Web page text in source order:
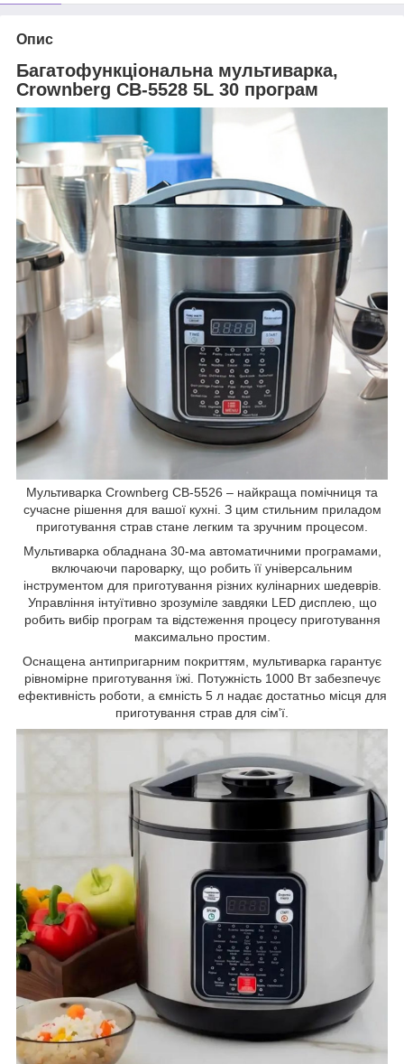
Опис
Багатофункціональна мультиварка,
Crownberg СВ-5528 5L 30 програм
Мультиварка Crownberg СВ-5526 – найкраща помічниця та
сучасне рішення для вашої кухні. З цим стильним приладом
приготування страв стане легким та зручним процесом.
Мультиварка обладнана 30-ма автоматичними програмами,
включаючи пароварку, що робить її універсальним
інструментом для приготування різних кулінарних шедеврів.
Управління інтуїтивно зрозуміле завдяки LED дисплею, що
робить вибір програм та відстеження процесу приготування
максимально простим.
Оснащена антипригарним покриттям, мультиварка гарантує
рівномірне приготування їжі. Потужність 1000 Вт забезпечує
ефективність роботи, а ємність 5 л надає достатньо місця для
приготування страв для сім'ї.